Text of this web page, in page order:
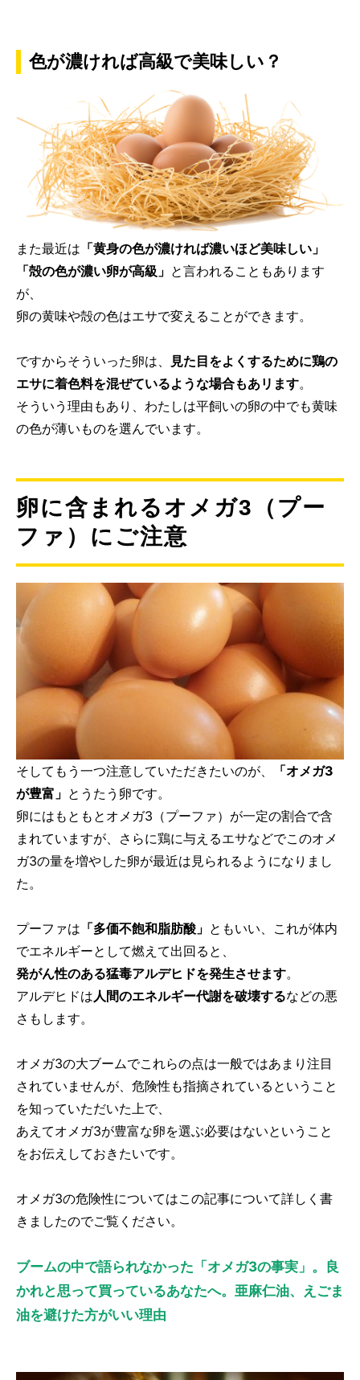
色が濃ければ高級で美味しい？
また最近は 「黄身の色が濃ければ濃いほど美味しい」
「殻の色が濃い卵が高級」 と言われることもあります
が、
卵の黄味や殻の色はエサで変えることができます。
ですからそういった卵は、
見た目をよくするために鶏の
エサに着色料を混ぜているような場合もあリます。
そういう理由もあり、わたしは平飼いの卵の中でも黄味
の色が薄いものを選んでいます。
卵に含まれるオメガ3（プー
ファ）にご注意
そしてもう一つ注意していただきたいのが、
「オメガ3
が豊富」 とうたう卵です。
卵にはもともとオメガ3（プーファ）が一定の割合で含
まれていますが、さらに鶏に与えるエサなどでこのオメ
ガ3の量を増やした卵が最近は見られるようになりまし
た。
プーファは 「多価不飽和脂肪酸」 ともいい、これが体内
でエネルギーとして燃えて出回ると、
発がん性のある猛毒アルデヒドを発生させます。
アルデヒドは 人間のエネルギー代謝を破壊するなどの悪
さもします。
オメガ3の大ブームでこれらの点は一般ではあまり注目
されていませんが、危険性も指摘されているということ
を知っていただいた上で、
あえてオメガ3が豊富な卵を選ぶ必要はないということ
をお伝えしておきたいです。
オメガ3の危険性についてはこの記事について詳しく書
きましたのでご覧ください。
ブームの中で語られなかった「オメガ3の事実」。良
かれと思って買っているあなたへ。亜麻仁油、えごま
油を避けた方がいい理由